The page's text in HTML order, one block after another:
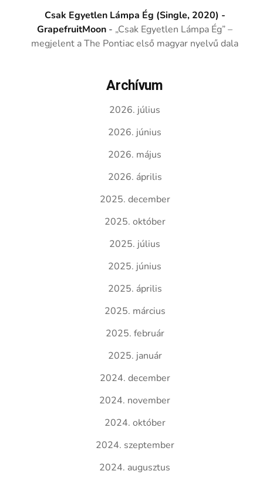
Csak Egyetlen Lámpa Ég (Single, 2020) -
GrapefruitMoon - „Csak Egyetlen Lámpa Ég” –
megjelent a The Pontiac első magyar nyelvű dala
Archívum
2026. július
2026. június
2026. május
2026. április
2025. december
2025. október
2025. július
2025. június
2025. április
2025. március
2025. február
2025. január
2024. december
2024. november
2024. október
2024. szeptember
2024. augusztus